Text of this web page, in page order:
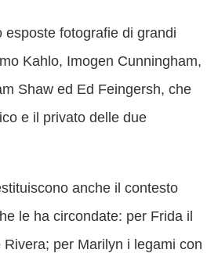
esposte fotografie di grandi
Kahlo, Imogen Cunningham,
Shaw ed Ed Feingersh, che
e il privato delle due
anche il contesto
le ha circondate: per Frida il
per Marilyn i legami con